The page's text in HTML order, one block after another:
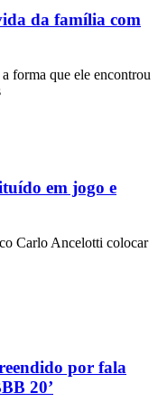
da família com
forma que ele encontrou
em jogo e
Carlo Ancelotti colocar
por fala
20’